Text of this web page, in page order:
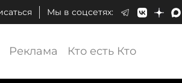
Мы в соцсетях:
Реклама Кто есть Кто